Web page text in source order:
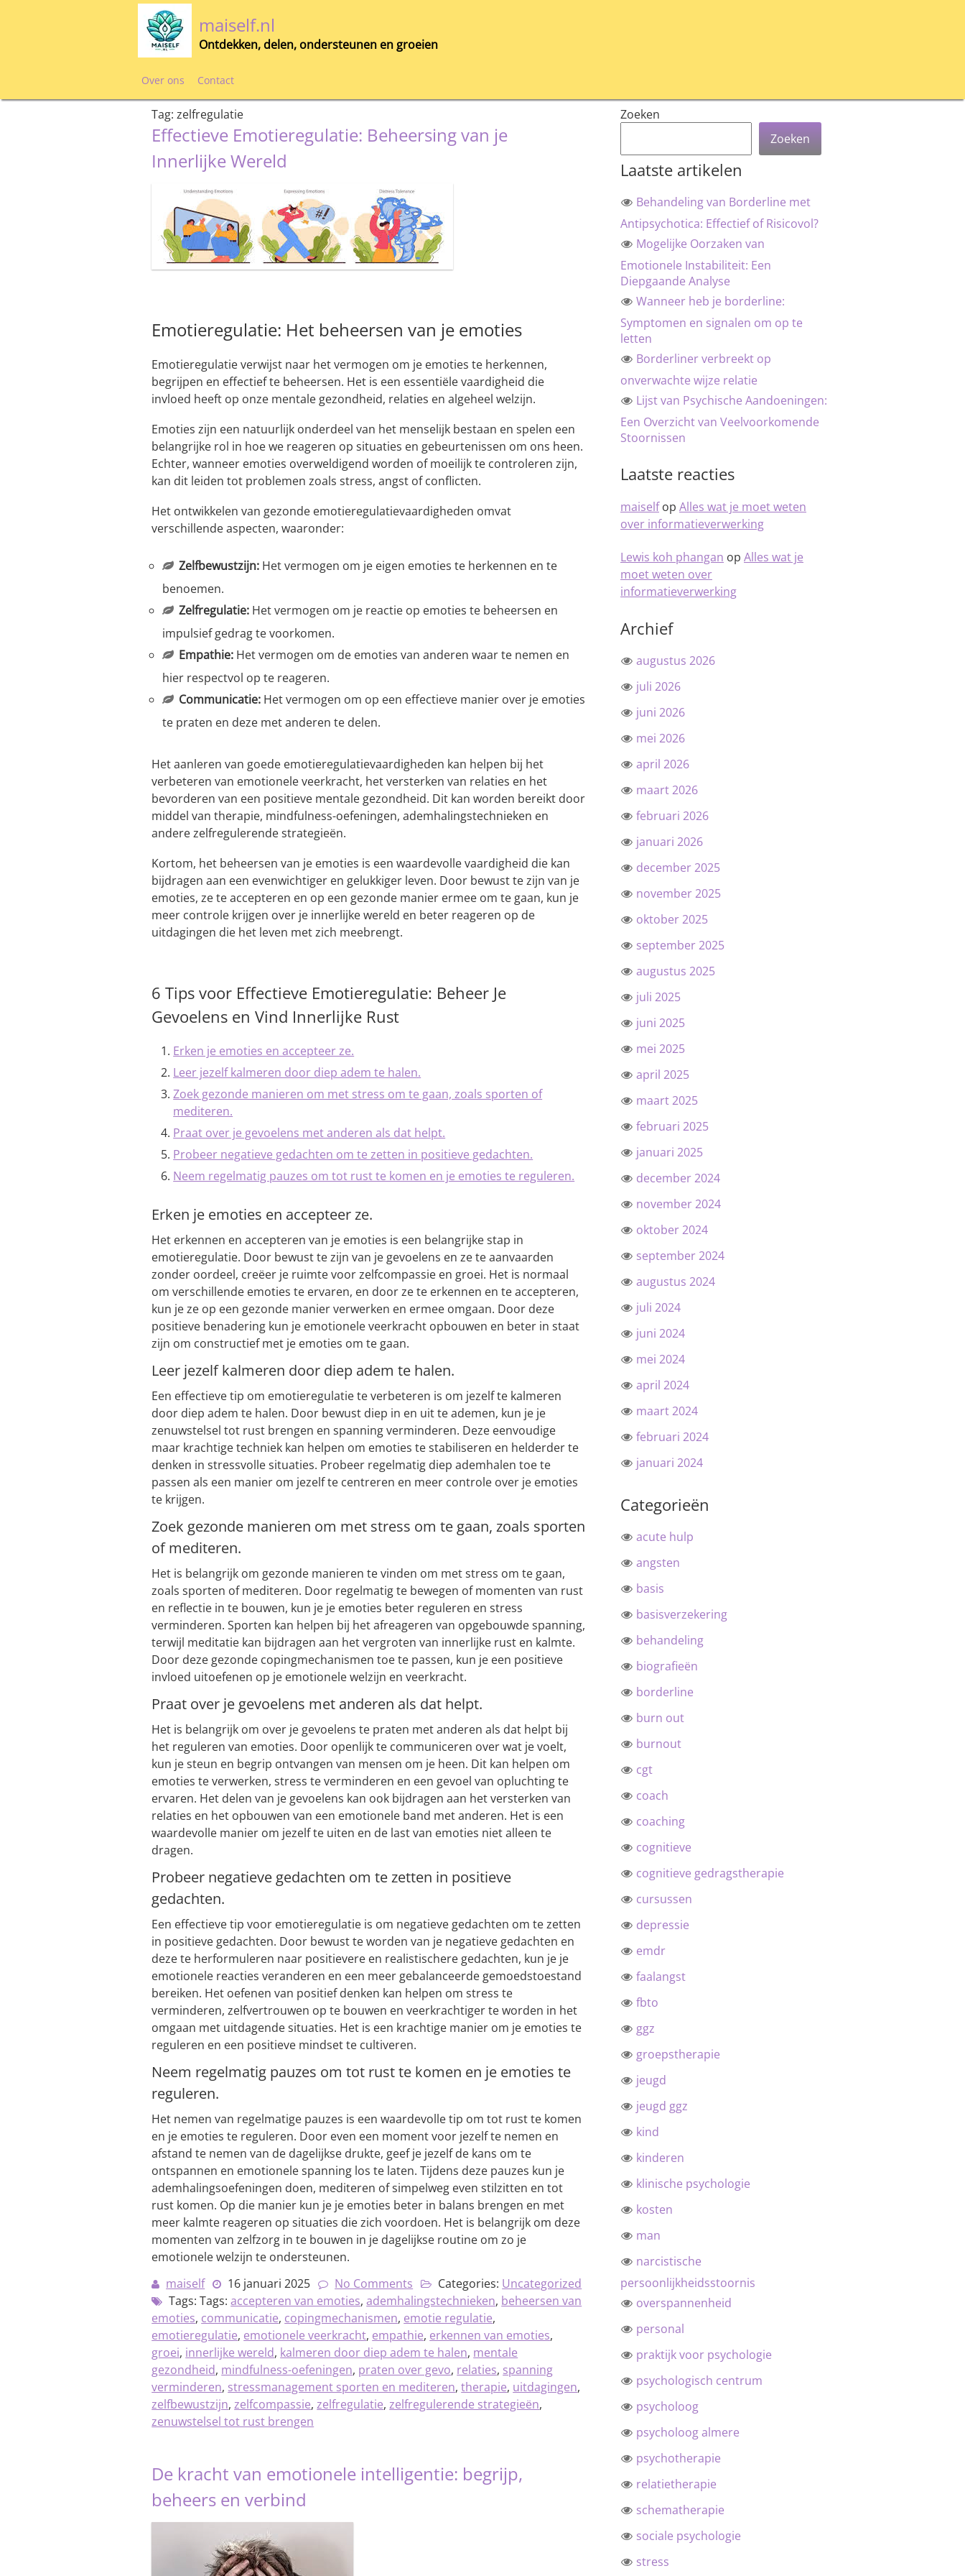
maiself.nl
Ontdekken, delen, ondersteunen en groeien
Over ons Contact
Tag:zelfregulatie
Effectieve Emotieregulatie: Beheersing van je
Innerlijke Wereld
Emotieregulatie: Het beheersen van je emoties
Emotieregulatie verwijst naar het vermogen om je emoties te herkennen,
begrijpen en effectief te beheersen. Het is een essentiële vaardigheid die
invloed heeft op onze mentale gezondheid, relaties en algeheel welzijn.
Emoties zijn een natuurlijk onderdeel van het menselijk bestaan en spelen een
belangrijke rol in hoe we reageren op situaties en gebeurtenissen om ons heen.
Echter, wanneer emoties overweldigend worden of moeilijk te controleren zijn,
kan dit leiden tot problemen zoals stress, angst of conflicten.
Het ontwikkelen van gezonde emotieregulatievaardigheden omvat
verschillende aspecten, waaronder:
Zelfbewustzijn: Het vermogen om je eigen emoties te herkennen en te
benoemen.
Zelfregulatie: Het vermogen om je reactie op emoties te beheersen en
impulsief gedrag te voorkomen.
Empathie: Het vermogen om de emoties van anderen waar te nemen en
hier respectvol op te reageren.
Communicatie: Het vermogen om op een effectieve manier over je emoties
te praten en deze met anderen te delen.
Het aanleren van goede emotieregulatievaardigheden kan helpen bij het
verbeteren van emotionele veerkracht, het versterken van relaties en het
bevorderen van een positieve mentale gezondheid. Dit kan worden bereikt door
middel van therapie, mindfulness-oefeningen, ademhalingstechnieken en
andere zelfregulerende strategieën.
Kortom, het beheersen van je emoties is een waardevolle vaardigheid die kan
bijdragen aan een evenwichtiger en gelukkiger leven. Door bewust te zijn van je
emoties, ze te accepteren en op een gezonde manier ermee om te gaan, kun je
meer controle krijgen over je innerlijke wereld en beter reageren op de
uitdagingen die het leven met zich meebrengt.
6 Tips voor Effectieve Emotieregulatie: Beheer Je
Gevoelens en Vind Innerlijke Rust
Erken je emoties en accepteer ze.
Leer jezelf kalmeren door diep adem te halen.
Zoek gezonde manieren om met stress om te gaan, zoals sporten of
mediteren.
Praat over je gevoelens met anderen als dat helpt.
Probeer negatieve gedachten om te zetten in positieve gedachten.
Neem regelmatig pauzes om tot rust te komen en je emoties te reguleren.
Erken je emoties en accepteer ze.
Het erkennen en accepteren van je emoties is een belangrijke stap in
emotieregulatie. Door bewust te zijn van je gevoelens en ze te aanvaarden
zonder oordeel, creëer je ruimte voor zelfcompassie en groei. Het is normaal
om verschillende emoties te ervaren, en door ze te erkennen en te accepteren,
kun je ze op een gezonde manier verwerken en ermee omgaan. Door deze
positieve benadering kun je emotionele veerkracht opbouwen en beter in staat
zijn om constructief met je emoties om te gaan.
Leer jezelf kalmeren door diep adem te halen.
Een effectieve tip om emotieregulatie te verbeteren is om jezelf te kalmeren
door diep adem te halen. Door bewust diep in en uit te ademen, kun je je
zenuwstelsel tot rust brengen en spanning verminderen. Deze eenvoudige
maar krachtige techniek kan helpen om emoties te stabiliseren en helderder te
denken in stressvolle situaties. Probeer regelmatig diep ademhalen toe te
passen als een manier om jezelf te centreren en meer controle over je emoties
te krijgen.
Zoek gezonde manieren om met stress om te gaan, zoals sporten
of mediteren.
Het is belangrijk om gezonde manieren te vinden om met stress om te gaan,
zoals sporten of mediteren. Door regelmatig te bewegen of momenten van rust
en reflectie in te bouwen, kun je je emoties beter reguleren en stress
verminderen. Sporten kan helpen bij het afreageren van opgebouwde spanning,
terwijl meditatie kan bijdragen aan het vergroten van innerlijke rust en kalmte.
Door deze gezonde copingmechanismen toe te passen, kun je een positieve
invloed uitoefenen op je emotionele welzijn en veerkracht.
Praat over je gevoelens met anderen als dat helpt.
Het is belangrijk om over je gevoelens te praten met anderen als dat helpt bij
het reguleren van emoties. Door openlijk te communiceren over wat je voelt,
kun je steun en begrip ontvangen van mensen om je heen. Dit kan helpen om
emoties te verwerken, stress te verminderen en een gevoel van opluchting te
ervaren. Het delen van je gevoelens kan ook bijdragen aan het versterken van
relaties en het opbouwen van een emotionele band met anderen. Het is een
waardevolle manier om jezelf te uiten en de last van emoties niet alleen te
dragen.
Probeer negatieve gedachten om te zetten in positieve
gedachten.
Een effectieve tip voor emotieregulatie is om negatieve gedachten om te zetten
in positieve gedachten. Door bewust te worden van je negatieve gedachten en
deze te herformuleren naar positievere en realistischere gedachten, kun je je
emotionele reacties veranderen en een meer gebalanceerde gemoedstoestand
bereiken. Het oefenen van positief denken kan helpen om stress te
verminderen, zelfvertrouwen op te bouwen en veerkrachtiger te worden in het
omgaan met uitdagende situaties. Het is een krachtige manier om je emoties te
reguleren en een positieve mindset te cultiveren.
Neem regelmatig pauzes om tot rust te komen en je emoties te
reguleren.
Het nemen van regelmatige pauzes is een waardevolle tip om tot rust te komen
en je emoties te reguleren. Door even een moment voor jezelf te nemen en
afstand te nemen van de dagelijkse drukte, geef je jezelf de kans om te
ontspannen en emotionele spanning los te laten. Tijdens deze pauzes kun je
ademhalingsoefeningen doen, mediteren of simpelweg even stilzitten en tot
rust komen. Op die manier kun je je emoties beter in balans brengen en met
meer kalmte reageren op situaties die zich voordoen. Het is belangrijk om deze
momenten van zelfzorg in te bouwen in je dagelijkse routine om zo je
emotionele welzijn te ondersteunen.
maiself
16 januari 2025 No Comments Categories: Uncategorized
Tags: Tags:accepteren van emoties,ademhalingstechnieken, beheersen van
emoties, communicatie, copingmechanismen, emotie regulatie,
emotieregulatie, emotionele veerkracht, empathie, erkennen van emoties,
groei, innerlijke wereld, kalmeren door diep adem te halen, mentale
gezondheid, mindfulness-oefeningen, praten over gevo, relaties, spanning
verminderen, stressmanagement sporten en mediteren,therapie, uitdagingen,
zelfbewustzijn,zelfcompassie,zelfregulatie,zelfregulerende strategieën,
zenuwstelsel tot rust brengen
De kracht van emotionele intelligentie: begrijp,
beheers en verbind
Zoeken
Zoeken
Laatste artikelen
Behandeling van Borderline met
Antipsychotica: Effectief of Risicovol?
Mogelijke Oorzaken van
Emotionele Instabiliteit: Een
Diepgaande Analyse
Wanneer heb je borderline:
Symptomen en signalen om op te
letten
Borderliner verbreekt op
onverwachte wijze relatie
Lijst van Psychische Aandoeningen:
Een Overzicht van Veelvoorkomende
Stoornissen
Laatste reacties
maiselfop Alles wat je moet weten
over informatieverwerking
Lewis koh phangan op Alles wat je
moet weten over
informatieverwerking
Archief
augustus 2026
juli 2026
juni 2026
mei 2026
april 2026
maart 2026
februari 2026
januari 2026
december 2025
november 2025
oktober 2025
september 2025
augustus 2025
juli 2025
juni 2025
mei 2025
april 2025
maart 2025
februari 2025
januari 2025
december 2024
november 2024
oktober 2024
september 2024
augustus 2024
juli 2024
juni 2024
mei 2024
april 2024
maart 2024
februari 2024
januari 2024
Categorieën
acute hulp
angsten
basis
basisverzekering
behandeling
biografieën
borderline
burn out
burnout
cgt
coach
coaching
cognitieve
cognitieve gedragstherapie
cursussen
depressie
emdr
faalangst
fbto
ggz
groepstherapie
jeugd
jeugd ggz
kind
kinderen
klinische psychologie
kosten
man
narcistische
persoonlijkheidsstoornis
overspannenheid
personal
praktijk voor psychologie
psychologisch centrum
psycholoog
psycholoog almere
psychotherapie
relatietherapie
schematherapie
sociale psychologie
stress